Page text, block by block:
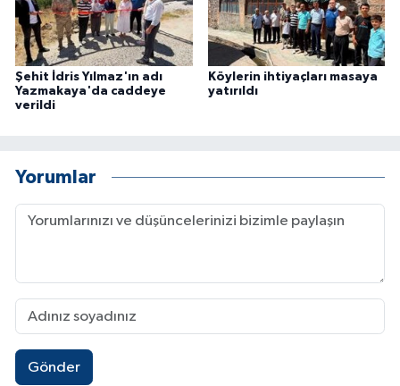
Şehit İdris Yılmaz'ın adı
Yazmakaya'da caddeye
verildi
Köylerin ihtiyaçları masaya
yatırıldı
Yorumlar
Gönder